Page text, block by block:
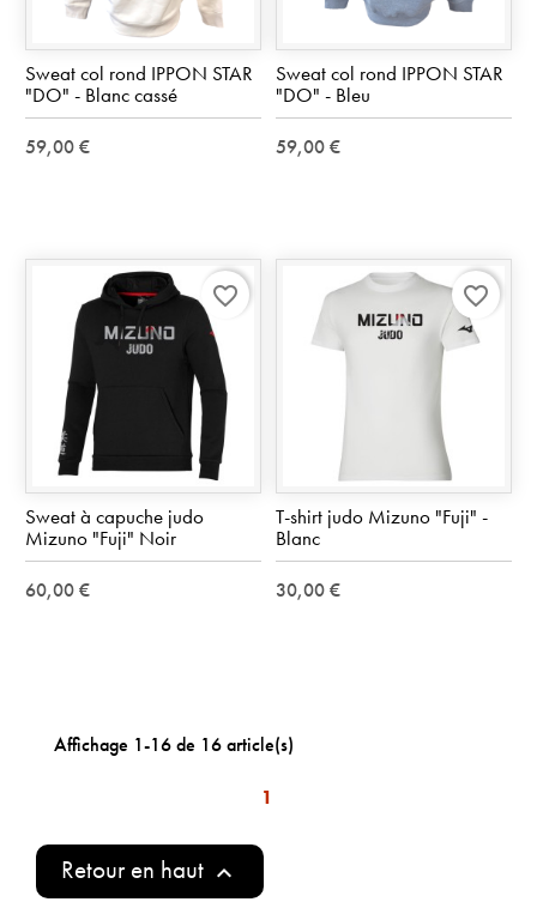
Sweat col rond IPPON STAR
"DO" - Blanc cassé
59,00 €
Sweat col rond IPPON STAR
"DO" - Bleu
59,00 €
Sweat à capuche judo
Mizuno "Fuji" Noir
60,00 €
favorite_border
T-shirt judo Mizuno "Fuji" -
Blanc
30,00 €
favorite_border
Affichage 1-16 de 16 article(s)
1
Retour en haut 